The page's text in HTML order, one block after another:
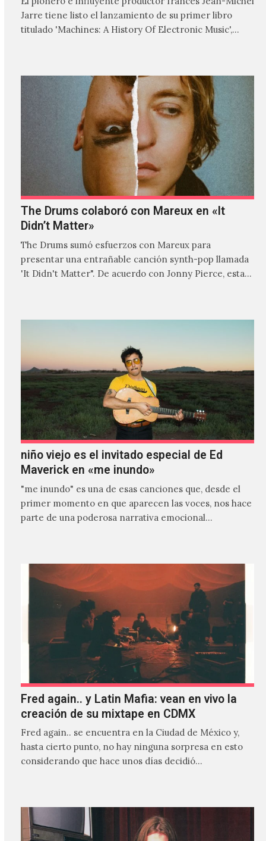
Jarre tiene listo el lanzamiento de su primer libro
titulado 'Machines: A History Of Electronic Music',
The Drums colaboró con Mareux en «It
Didn’t Matter»
The Drums sumó esfuerzos con Mareux para
presentar una entrañable canción synth-pop llamada
'It Didn't Matter". De acuerdo con Jonny Pierce, esta
niño viejo es el invitado especial de Ed
Maverick en «me inundo»
"me inundo" es una de esas canciones que, desde el
primer momento en que aparecen las voces, nos hace
parte de una poderosa narrativa emocional…
Fred again.. y Latin Mafia: vean en vivo la
creación de su mixtape en CDMX
Fred again.. se encuentra en la Ciudad de México y,
hasta cierto punto, no hay ninguna sorpresa en esto
considerando que hace unos días decidió…